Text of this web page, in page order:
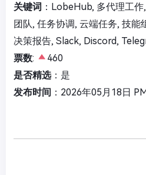
关键词 ：LobeHub, 多代理工
团队, 任务协调, 云端任务, 技能
决策报告, Slack, Discord,
票数:
460
是否精选：是
发布时间 ：2026年05月18日